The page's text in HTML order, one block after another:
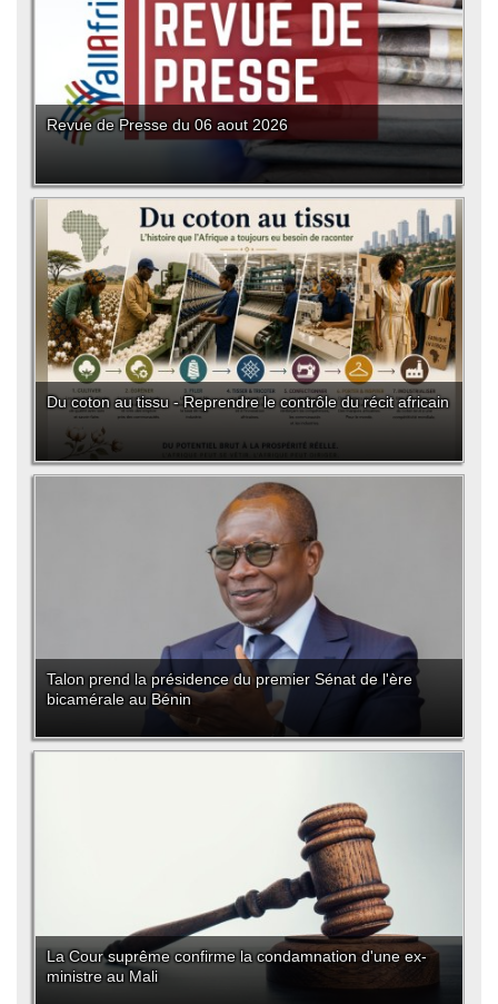
Revue de Presse du 06 aout 2026
Du coton au tissu - Reprendre le contrôle du récit africain
Talon prend la présidence du premier Sénat de l'ère
bicamérale au Bénin
La Cour suprême confirme la condamnation d'une ex-
ministre au Mali